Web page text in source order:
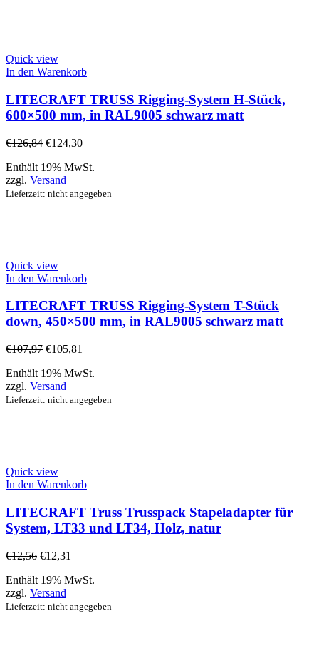
Quick view
In den Warenkorb
LITECRAFT TRUSS Rigging-System H-Stück,
600×500 mm, in RAL9005 schwarz matt
€126,84 €124,30
Enthält 19% MwSt.
zzgl. Versand
Lieferzeit: nicht angegeben
Quick view
In den Warenkorb
LITECRAFT TRUSS Rigging-System T-Stück
down, 450×500 mm, in RAL9005 schwarz matt
€107,97 €105,81
Enthält 19% MwSt.
zzgl. Versand
Lieferzeit: nicht angegeben
Quick view
In den Warenkorb
LITECRAFT Truss Trusspack Stapeladapter für
System, LT33 und LT34, Holz, natur
€12,56 €12,31
Enthält 19% MwSt.
zzgl. Versand
Lieferzeit: nicht angegeben